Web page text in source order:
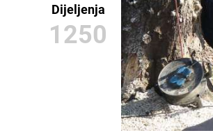
Dijeljenja
1250